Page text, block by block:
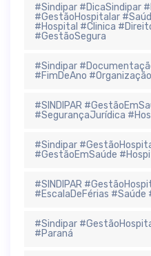
#Sindipar #DicaSindipar
#GestãoHospitalar
#Hospital #Clinica
#GestãoSegura
#Sindipar
#FimDeAno #Organização
#SINDIPAR
#SegurançaJurídica
#Sindipar
#GestãoEmSaúde
#SINDIPAR
#EscalaDeFérias #Saúde
#Sindipar
#Paraná